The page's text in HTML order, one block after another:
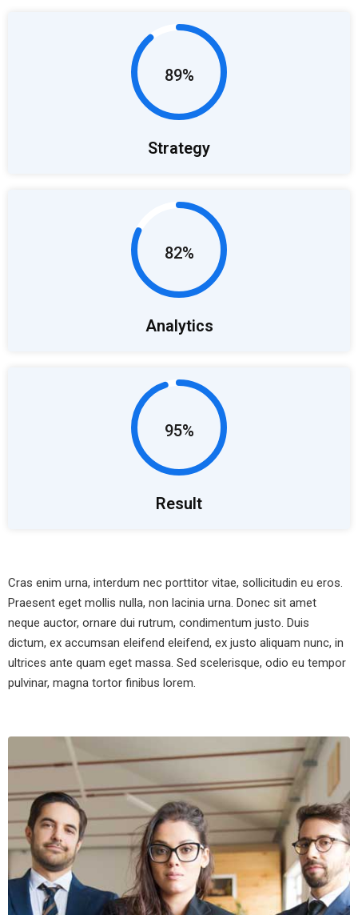
89%
Strategy
82%
Analytics
95%
Result
Cras enim urna, interdum nec porttitor vitae, sollicitudin eu eros.
Praesent eget mollis nulla, non lacinia urna. Donec sit amet
neque auctor, ornare dui rutrum, condimentum justo. Duis
dictum, ex accumsan eleifend eleifend, ex justo aliquam nunc, in
ultrices ante quam eget massa. Sed scelerisque, odio eu tempor
pulvinar, magna tortor finibus lorem.